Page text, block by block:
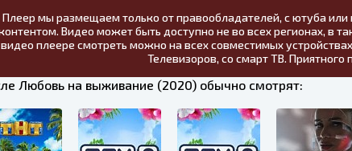
Плеер мы размещаем только от правообладателей, с ютуба
Видео может быть доступно не во всех регионах, в
видео плеере смотреть можно на всех совместимых
Телевизоров, со смарт ТВ. Приятного
Любовь на выживание (2020) обычно смотрят: